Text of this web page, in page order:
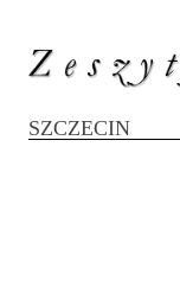
SZCZECIN